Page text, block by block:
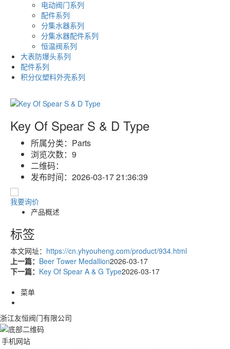
电动阀门系列
配件系列
分集水器系列
分集水器配件系列
恒温阀系列
大表防爆头系列
配件系列
积分仪塑料外壳系列
Key Of Spear S & D Type
所属分类： Parts
浏览次数： 9
二维码：
发布时间： 2026-03-17 21:36:39
我要询价
产品概述
标签
本文网址： https://cn.yhyouheng.com/product/934.html
上一篇： Beer Tower Medallion2026-03-17
下一篇： Key Of Spear A & G Type2026-03-17
菜单
浙江友恒阀门有限公司
手机网站